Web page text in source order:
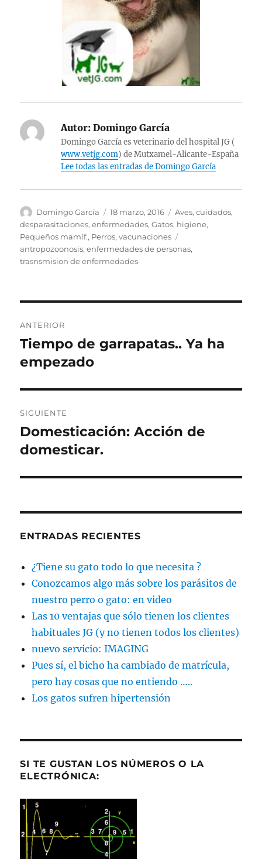
Autor: Domingo García
Domingo García es veterinario del hospital JG (
www.vetjg.com) de Mutxamel-Alicante-España
Lee todas las entradas de Domingo García
Autor
Domingo García
Publicado
el
18 marzo, 2016 Categorías
Aves,cuidados,
desparasitaciones,enfermedades,Gatos, higiene,
Pequeños mamíf., Perros,vacunaciones
antropozoonosis,enfermedades de personas,
trasnsmision de enfermedades
de
entradas
ANTERIOR
Entrada
anterior:
Tiempo de garrapatas.. Ya ha
empezado
SIGUIENTE
Entrada
siguiente:
Domesticación: Acción de
domesticar.
ENTRADAS RECIENTES
¿Tiene su gato todo lo que necesita ?
Conozcamos algo más sobre los parásitos de
nuestro perro o gato: en video
Las 10 ventajas que sólo tienen los clientes
habituales JG (y no tienen todos los clientes)
nuevo servicio: IMAGING
Pues sí, el bicho ha cambiado de matrícula,
pero hay cosas que no entiendo …..
Los gatos sufren hipertensión
SI TE GUSTAN LOS NÚMEROS O LA
ELECTRÓNICA: